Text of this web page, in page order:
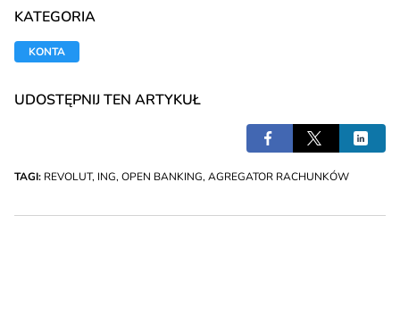
KATEGORIA
KONTA
UDOSTĘPNIJ TEN ARTYKUŁ
TAGI: REVOLUT, ING, OPEN BANKING, AGREGATOR RACHUNKÓW